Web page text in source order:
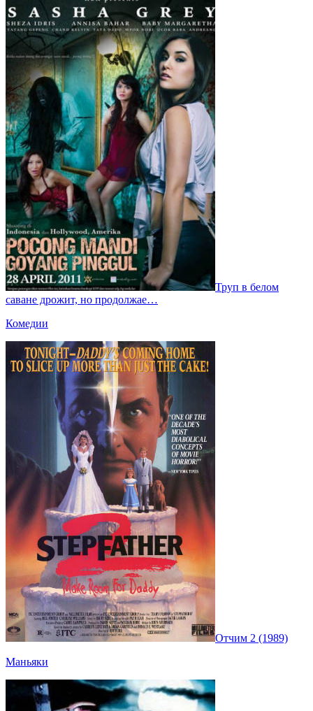
Труп в белом
саване дрожит, но продолжае…
Комедии
Отчим 2 (1989)
Маньяки